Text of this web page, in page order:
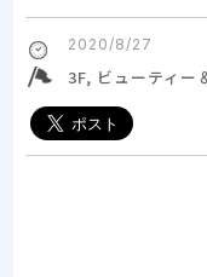
2020/8/27
3F, ビューティー